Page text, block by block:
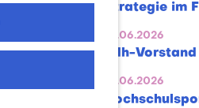
Strategie im
22.06.2026
adh-
10.06.2026